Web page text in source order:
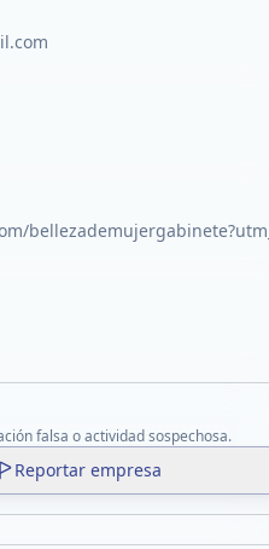
falsa o actividad sospechosa.
Reportar empresa